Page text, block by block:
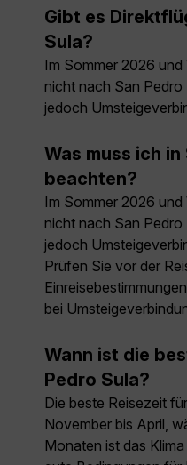
Gibt es
Sula?
Im Sommer 2026
nicht nach San
jedoch
Was muss ich
beachten?
Im Sommer 2026
nicht nach San
jedoch
Prüfen Sie vor der
bei
Wann ist die
Pedro Sula?
Die beste Reisezeit
November bis April,
Monaten ist das